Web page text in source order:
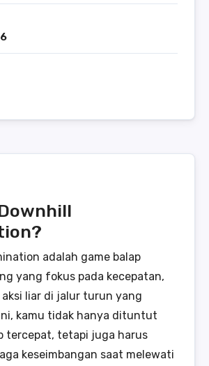
adalah game balap
yang fokus pada kecepatan,
aksi liar di jalur turun yang
kamu tidak hanya dituntut
tercepat, tetapi juga harus
keseimbangan saat melewati